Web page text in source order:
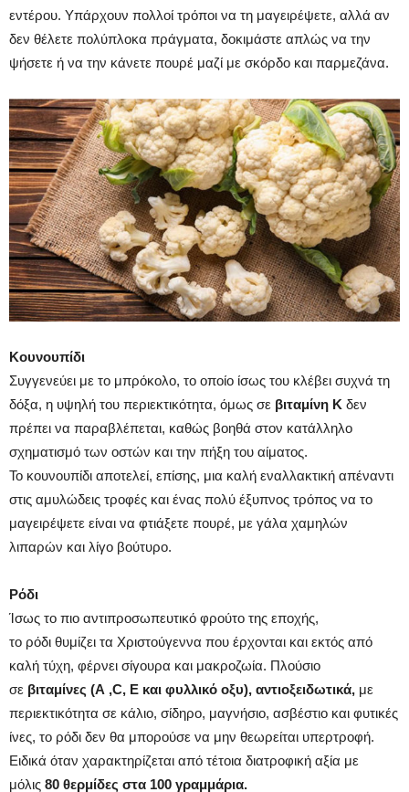
εντέρου. Υπάρχουν πολλοί τρόποι να τη μαγειρέψετε, αλλά αν
δεν θέλετε πολύπλοκα πράγματα, δοκιμάστε απλώς να την
ψήσετε ή να την κάνετε πουρέ μαζί με σκόρδο και παρμεζάνα.
Κουνουπίδι
Συγγενεύει με το μπρόκολο, το οποίο ίσως του κλέβει συχνά τη
δόξα, η υψηλή του περιεκτικότητα, όμως σε βιταμίνη Κ δεν
πρέπει να παραβλέπεται, καθώς βοηθά στον κατάλληλο
σχηματισμό των οστών και την πήξη του αίματος.
Το κουνουπίδι αποτελεί, επίσης, μια καλή εναλλακτική απέναντι
στις αμυλώδεις τροφές και ένας πολύ έξυπνος τρόπος να το
μαγειρέψετε είναι να φτιάξετε πουρέ, με γάλα χαμηλών
λιπαρών και λίγο βούτυρο.
Ρόδι
Ίσως το πιο αντιπροσωπευτικό φρούτο της εποχής,
το ρόδι θυμίζει τα Χριστούγεννα που έρχονται και εκτός από
καλή τύχη, φέρνει σίγουρα και μακροζωία. Πλούσιο
σε βιταμίνες (Α ,C, Ε και φυλλικό οξυ), αντιοξειδωτικά, με
περιεκτικότητα σε κάλιο, σίδηρο, μαγνήσιο, ασβέστιο και φυτικές
ίνες, το ρόδι δεν θα μπορούσε να μην θεωρείται υπερτροφή.
Ειδικά όταν χαρακτηρίζεται από τέτοια διατροφική αξία με
μόλις 80 θερμίδες στα 100 γραμμάρια.